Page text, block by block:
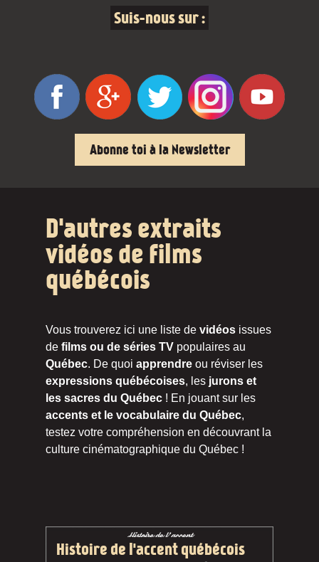
Suis-nous sur :
Abonne toi à la Newsletter
D'autres extraits
vidéos de films
québécois
Vous trouverez ici une liste de vidéos issues
de films ou de séries TV populaires au
Québec. De quoi apprendre ou réviser les
expressions québécoises, les jurons et
les sacres du Québec ! En jouant sur les
accents et le vocabulaire du Québec,
testez votre compréhension en découvrant la
culture cinématographique du Québec !
Histoire de l'accent québécois